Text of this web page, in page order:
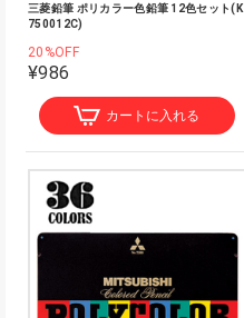
三菱鉛筆 ポリカラー色鉛筆 12色セット(K
750012C)
20%OFF
¥986
カートに入れる